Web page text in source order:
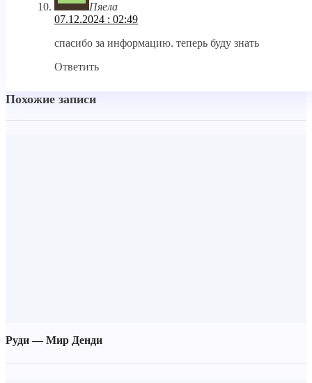
Пяела
07.12.2024 : 02:49
спасибо за информацию. теперь буду знать
Ответить
Похожие записи
Руди — Мир Денди